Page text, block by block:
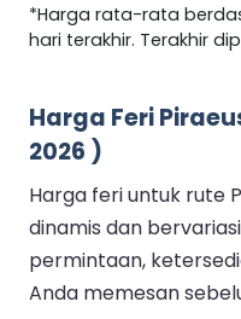
*Harga rata-rata
hari terakhir. Terakhir
Harga Feri
2026 )
Harga feri untuk rute
dinamis dan
permintaan,
Anda memesan